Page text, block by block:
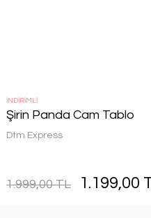
İNDİRİMLİ
Şirin Panda Cam Tablo
Dtm Express
1.999,00 TL 1.199,00